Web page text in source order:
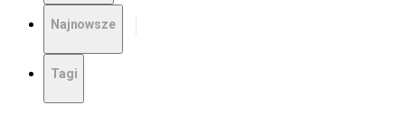
Najnowsze
Tagi